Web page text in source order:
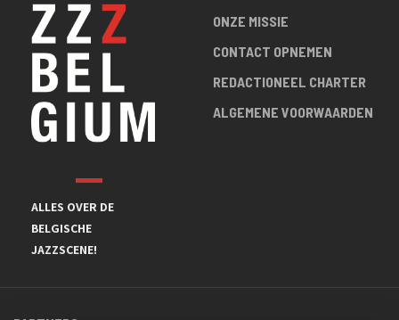
ALLES OVER DE
BELGISCHE
JAZZSCENE!
ONZE MISSIE
CONTACT OPNEMEN
REDACTIONEEL CHARTER
ALGEMENE VOORWAARDEN